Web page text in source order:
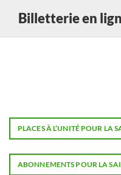
Billetterie en
PLACES À L’UNITÉ
ABONNEMENTS